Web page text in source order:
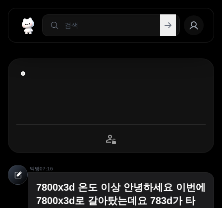
익명07:16
7800x3d 온도 이상 안녕하세요 이번에
7800x3d로 갈아탔는데요 783d가 타